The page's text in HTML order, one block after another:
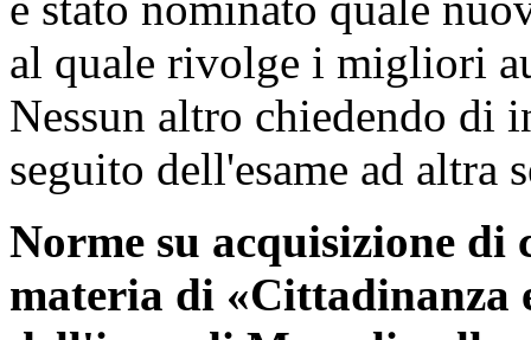
al quale rivolge i migliori
Nessun altro chiedendo
seguito dell'esame ad altra
Norme su acquisizione di
materia di «Cittadinanza